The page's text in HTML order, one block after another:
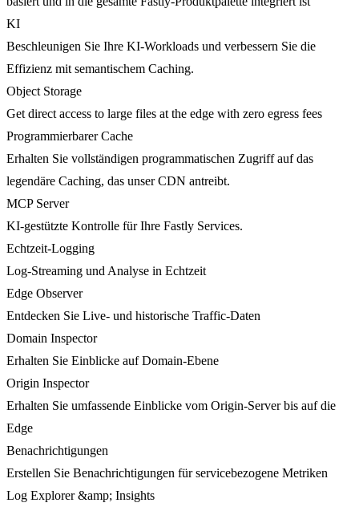
KI
Beschleunigen Sie Ihre KI-Workloads und verbessern Sie die
Effizienz mit semantischem Caching.
Object Storage
Get direct access to large files at the edge with zero egress fees
Programmierbarer Cache
Erhalten Sie vollständigen programmatischen Zugriff auf das
legendäre Caching, das unser CDN antreibt.
MCP Server
KI-gestützte Kontrolle für Ihre Fastly Services.
Echtzeit-Logging
Log-Streaming und Analyse in Echtzeit
Edge Observer
Entdecken Sie Live- und historische Traffic-Daten
Domain Inspector
Erhalten Sie Einblicke auf Domain-Ebene
Origin Inspector
Erhalten Sie umfassende Einblicke vom Origin-Server bis auf die
Edge
Benachrichtigungen
Erstellen Sie Benachrichtigungen für servicebezogene Metriken
Log Explorer &amp; Insights